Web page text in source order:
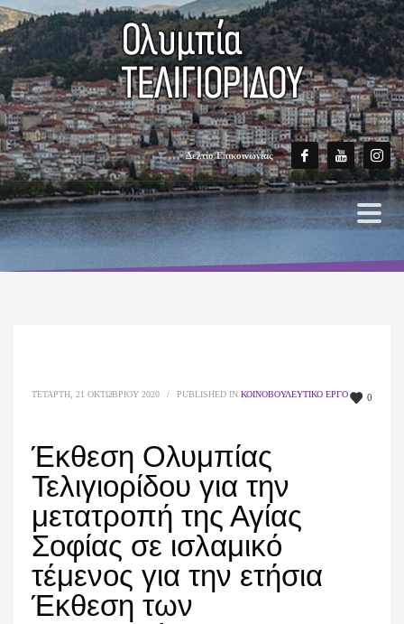
Δελτίο Επικοινωνίας
0
ΤΕΤΆΡΤΗ, 21 ΟΚΤΩΒΡΊΟΥ 2020 / PUBLISHED IN ΚΟΙΝΟΒΟΥΛΕΥΤΙΚΌ ΈΡΓΟ
Έκθεση Ολυμπίας
Τελιγιορίδου για την
μετατροπή της Αγίας
Σοφίας σε ισλαμικό
τέμενος για την ετήσια
Έκθεση των